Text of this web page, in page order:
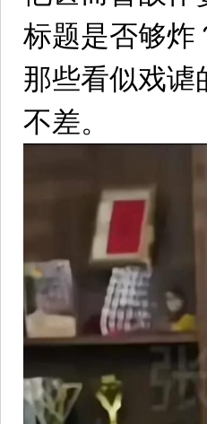
标题是否够炸
那些看似戏谑
不差。